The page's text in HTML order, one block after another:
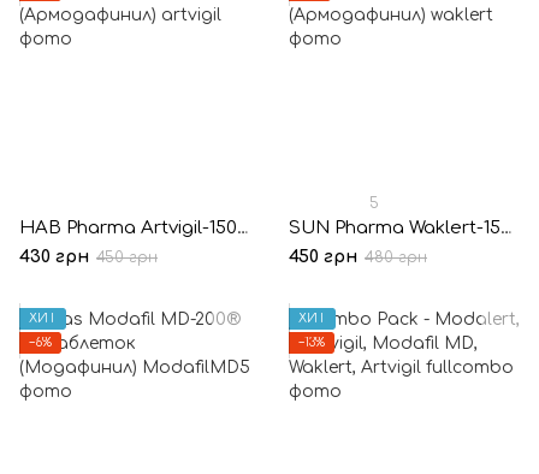
HAB Pharma Artvigil-150® 10 таблеток (Армодафинил)
430 грн 450 грн
5
SUN Pharma Waklert-150® 10 таблеток (Армодафинил)
450 грн 480 грн
ХИТ
−6%
ХИТ
−13%